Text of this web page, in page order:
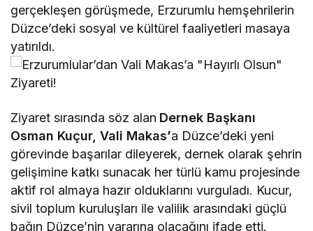
gerçekleşen görüşmede, Erzurumlu hemşehrilerin
Düzce’deki sosyal ve kültürel faaliyetleri masaya
yatırıldı.
Ziyaret sırasında söz alan Dernek Başkanı
Osman Kuçur, Vali Makas’a Düzce’deki yeni
görevinde başarılar dileyerek, dernek olarak şehrin
gelişimine katkı sunacak her türlü kamu projesinde
aktif rol almaya hazır olduklarını vurguladı. Kucur,
sivil toplum kuruluşları ile valilik arasındaki güçlü
bağın Düzce’nin yararına olacağını ifade etti.